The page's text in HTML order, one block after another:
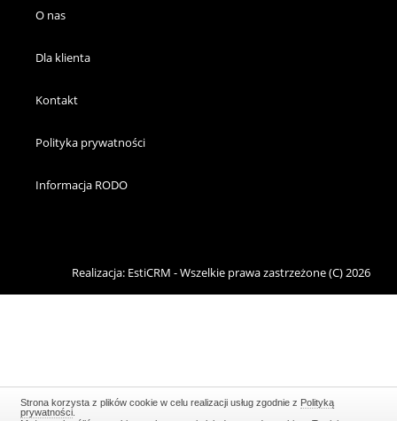
O nas
Dla klienta
Kontakt
Polityka prywatności
Informacja RODO
Realizacja: EstiCRM - Wszelkie prawa zastrzeżone (C) 2026
Strona korzysta z plików cookie w celu realizacji usług zgodnie z Polityką
prywatności